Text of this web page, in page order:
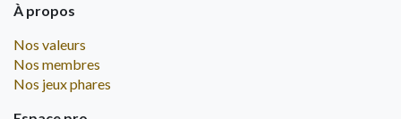
À propos
Nos valeurs
Nos membres
Nos jeux phares